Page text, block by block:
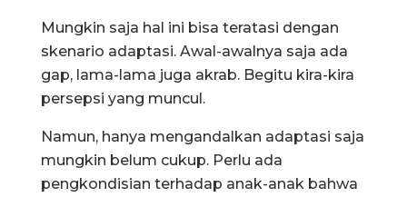
Mungkin saja hal ini bisa teratasi dengan
skenario adaptasi. Awal-awalnya saja ada
gap, lama-lama juga akrab. Begitu kira-kira
persepsi yang muncul.
Namun, hanya mengandalkan adaptasi saja
mungkin belum cukup. Perlu ada
pengkondisian terhadap anak-anak bahwa